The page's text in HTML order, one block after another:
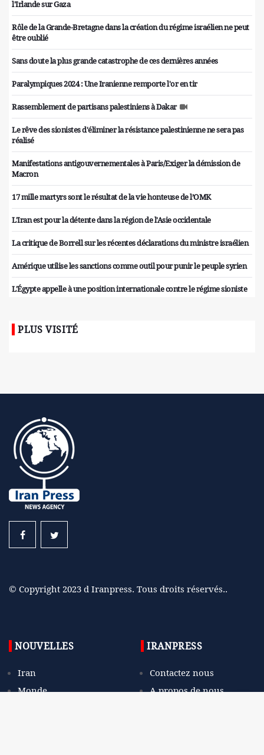
l'Irlande sur Gaza
Rôle de la Grande-Bretagne dans la création du régime israélien ne peut
être oublié
Sans doute la plus grande catastrophe de ces dernières années
Paralympiques 2024 : Une Iranienne remporte l'or en tir
Rassemblement de partisans palestiniens à Dakar
Le rêve des sionistes d'éliminer la résistance palestinienne ne sera pas
réalisé
Manifestations antigouvernementales à Paris/Exiger la démission de
Macron
17 mille martyrs sont le résultat de la vie honteuse de l’OMK
L'Iran est pour la détente dans la région de l'Asie occidentale
La critique de Borrell sur les récentes déclarations du ministre israélien
Amérique utilise les sanctions comme outil pour punir le peuple syrien
L'Égypte appelle à une position internationale contre le régime sioniste
PLUS VISITÉ
© Copyright 2023 d Iranpress. Tous droits réservés..
NOUVELLES
Iran
Monde
IRANPRESS
Contactez nous
A propos de nous